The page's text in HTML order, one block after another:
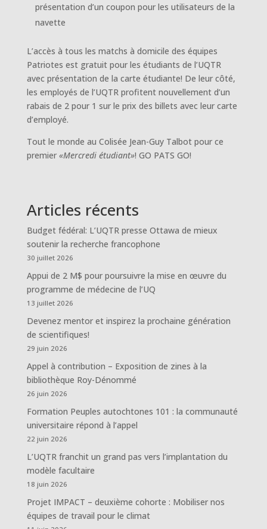
présentation d’un coupon pour les utilisateurs de la
navette
L’accès à tous les matchs à domicile des équipes
Patriotes est gratuit pour les étudiants de l’UQTR
avec présentation de la carte étudiante! De leur côté,
les employés de l’UQTR profitent nouvellement d’un
rabais de 2 pour 1 sur le prix des billets avec leur carte
d’employé.
Tout le monde au Colisée Jean-Guy Talbot pour ce
premier «Mercredi étudiant»! GO PATS GO!
Articles récents
Budget fédéral: L’UQTR presse Ottawa de mieux
soutenir la recherche francophone
30 juillet 2026
Appui de 2 M$ pour poursuivre la mise en œuvre du
programme de médecine de l’UQ
13 juillet 2026
Devenez mentor et inspirez la prochaine génération
de scientifiques!
29 juin 2026
Appel à contribution – Exposition de zines à la
bibliothèque Roy-Dénommé
26 juin 2026
Formation Peuples autochtones 101 : la communauté
universitaire répond à l’appel
22 juin 2026
L’UQTR franchit un grand pas vers l’implantation du
modèle facultaire
18 juin 2026
Projet IMPACT – deuxième cohorte : Mobiliser nos
équipes de travail pour le climat